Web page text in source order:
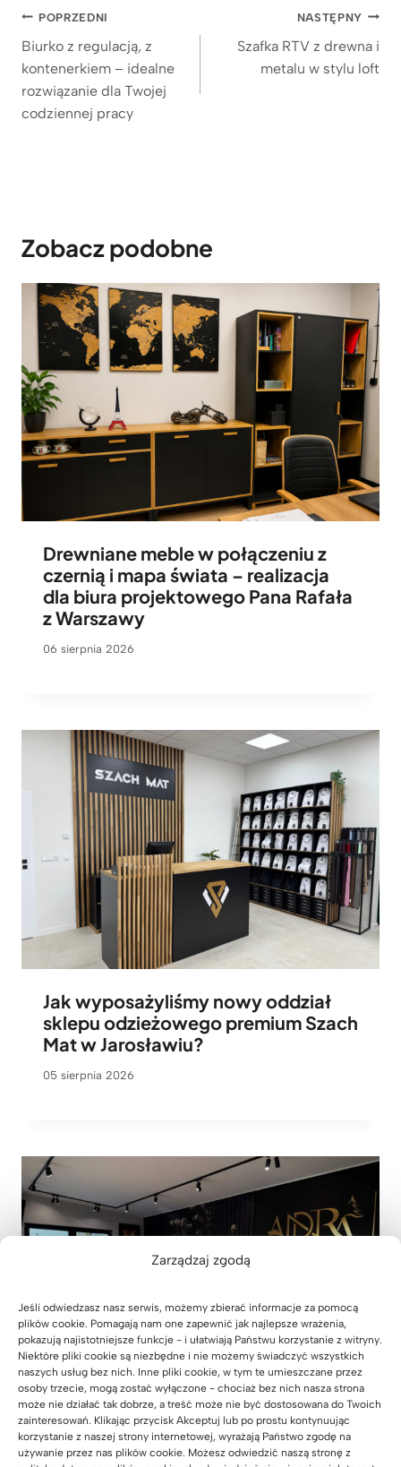
Zarządzaj zgodą
Jeśli odwiedzasz nasz serwis, możemy zbierać informacje za pomocą
plików cookie. Pomagają nam one zapewnić jak najlepsze wrażenia,
pokazują najistotniejsze funkcje - i ułatwiają Państwu korzystanie z witryny.
Niektóre pliki cookie są niezbędne i nie możemy świadczyć wszystkich
naszych usług bez nich. Inne pliki cookie, w tym te umieszczane przez
osoby trzecie, mogą zostać wyłączone - chociaż bez nich nasza strona
może nie działać tak dobrze, a treść może nie być dostosowana do Twoich
zainteresowań. Klikając przycisk Akceptuj lub po prostu kontynuując
korzystanie z naszej strony internetowej, wyrażają Państwo zgodę na
używanie przez nas plików cookie. Możesz odwiedzić naszą stronę z
Nawigacja
wpisu
POPRZEDNI
Biurko z regulacją, z
kontenerkiem – idealne
rozwiązanie dla Twojej
codziennej pracy
NASTĘPNY
Szafka RTV z drewna i
metalu w stylu loft
Zobacz podobne
Drewniane meble w połączeniu z
czernią i mapa świata – realizacja
dla biura projektowego Pana Rafała
z Warszawy
06 sierpnia 2026
Jak wyposażyliśmy nowy oddział
sklepu odzieżowego premium Szach
Mat w Jarosławiu?
05 sierpnia 2026
Nowoczesne stanowiska obsługi
klienta dla firmy ANDRA Andrzej